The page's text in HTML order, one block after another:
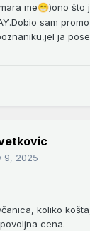
me😁)ono što
sam
ja
9, 2025
koliko
cena.